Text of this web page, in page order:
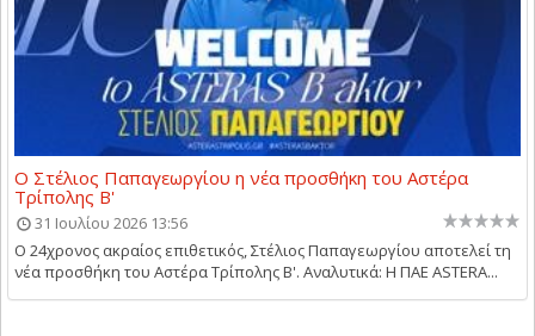
Ο Στέλιος Παπαγεωργίου η νέα προσθήκη του Αστέρα
Τρίπολης Β'
31 Ιουλίου 2026 13:56
Ο 24χρονος ακραίος επιθετικός, Στέλιος Παπαγεωργίου αποτελεί τη
νέα προσθήκη του Αστέρα Τρίπολης Β'. Αναλυτικά: Η ΠΑΕ ASTERA...